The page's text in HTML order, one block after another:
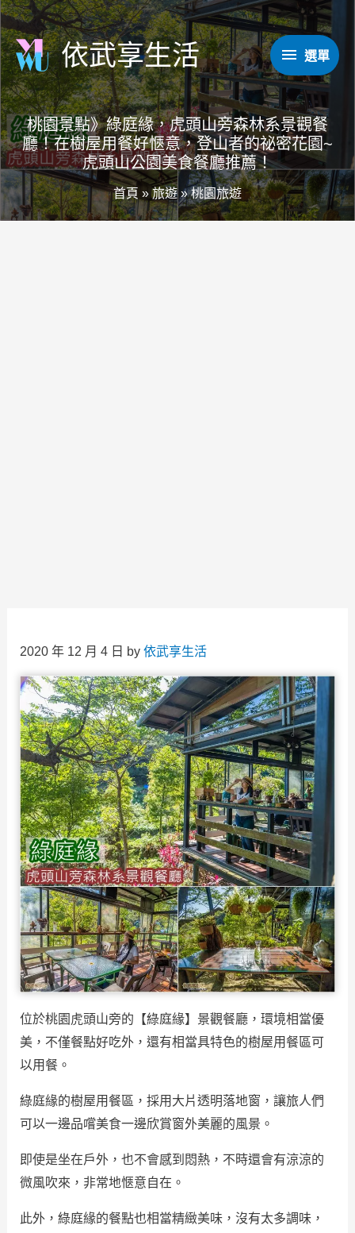
跳
至
主
要
內
容
依武享生活
選
單
選單
桃園景點》綠庭緣，虎頭山旁森林系景觀餐
廳！在樹屋用餐好愜意，登山者的祕密花園~
虎頭山公園美食餐廳推薦！
首頁 »旅遊 »桃園旅遊
2020 年 12 月 4 日 by 依武享生活
位於桃園虎頭山旁的【綠庭緣】景觀餐廳，環境相當優
美，不僅餐點好吃外，還有相當具特色的樹屋用餐區可
以用餐。
綠庭緣的樹屋用餐區，採用大片透明落地窗，讓旅人們
可以一邊品嚐美食一邊欣賞窗外美麗的風景。
即使是坐在戶外，也不會感到悶熱，不時還會有涼涼的
微風吹來，非常地愜意自在。
此外，綠庭緣的餐點也相當精緻美味，沒有太多調味，